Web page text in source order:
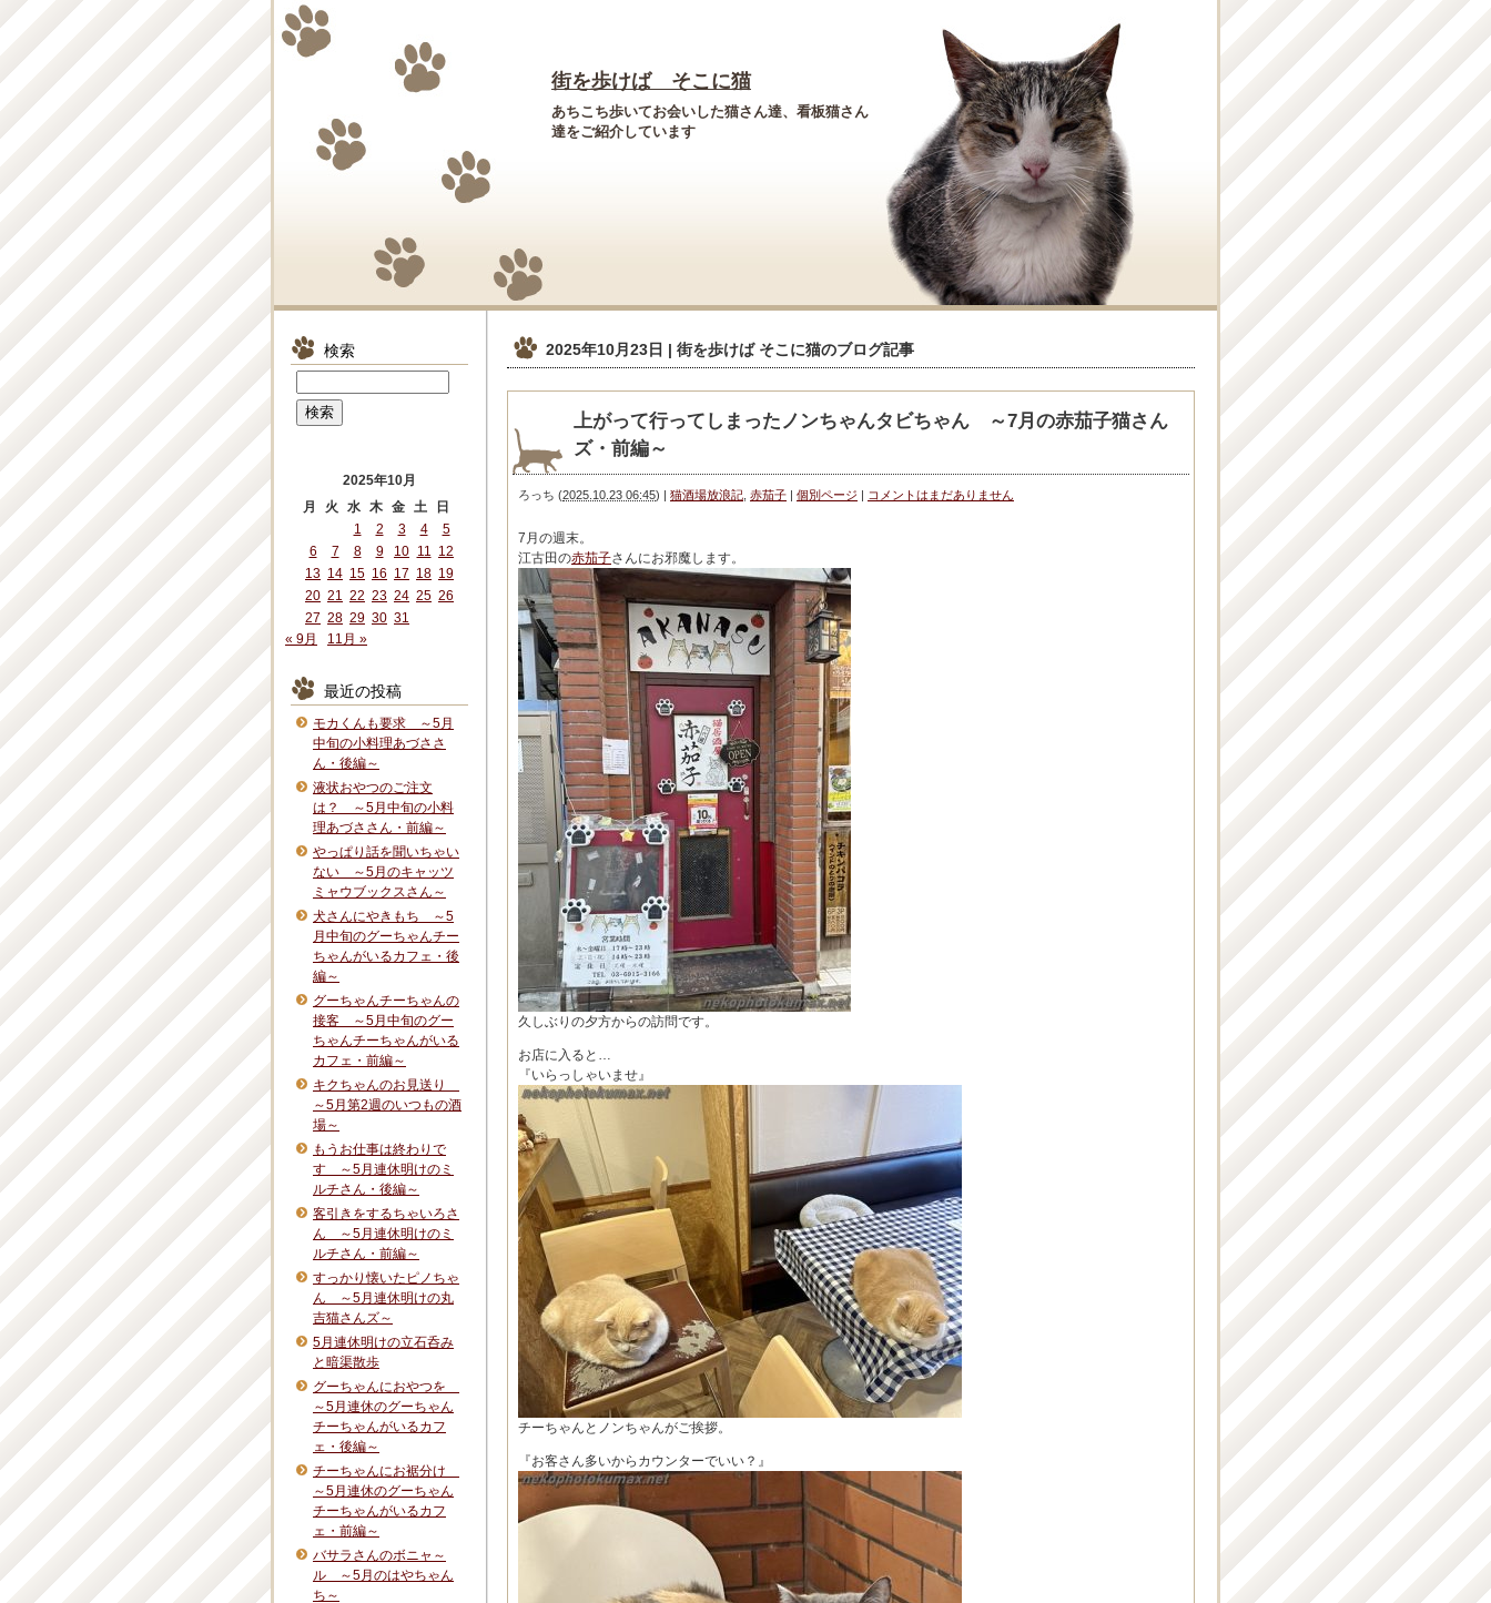
街を歩けば そこに猫
あちこち歩いてお会いした猫さん達、看板猫さん
達をご紹介しています
2025年10月23日 | 街を歩けば そこに猫のブログ記事
上がって行ってしまったノンちゃんタビちゃん ～7月の赤茄子猫さん
ズ・前編～
ろっち (2025.10.23 06:45) | 猫酒場放浪記 赤茄子 | 個別ページ | コメントはまだありません
7月の週末。
江古田の赤茄子さんにお邪魔します。
久しぶりの夕方からの訪問です。
お店に入ると…
『いらっしゃいませ』
チーちゃんとノンちゃんがご挨拶。
『お客さん多いからカウンターでいい？』
検索
2025年10月
月
火 水 木 金 土
日
1
2 3 4
5
6
7 8 9 10 11 12
13 14 15 16 17 18 19
20 21 22 23 24 25 26
27 28 29 30 31
« 9月
11月 »
最近の投稿
モカくんも要求 ～5月
中旬の小料理あづささ
ん・後編～
液状おやつのご注文
は？ ～5月中旬の小料
理あづささん・前編～
やっぱり話を聞いちゃい
ない ～5月のキャッツ
ミャウブックスさん～
犬さんにやきもち ～5
月中旬のグーちゃんチー
ちゃんがいるカフェ・後
編～
グーちゃんチーちゃんの
接客 ～5月中旬のグー
ちゃんチーちゃんがいる
カフェ・前編～
キクちゃんのお見送り
～5月第2週のいつもの酒
場～
もうお仕事は終わりで
す ～5月連休明けのミ
ルチさん・後編～
客引きをするちゃいろさ
ん ～5月連休明けのミ
ルチさん・前編～
すっかり懐いたピノちゃ
ん ～5月連休明けの丸
吉猫さんズ～
5月連休明けの立石呑み
と暗渠散歩
グーちゃんにおやつを
～5月連休のグーちゃん
チーちゃんがいるカフ
ェ・後編～
チーちゃんにお裾分け
～5月連休のグーちゃん
チーちゃんがいるカフ
ェ・前編～
バサラさんのボニャ～
ル ～5月のはやちゃん
ち～